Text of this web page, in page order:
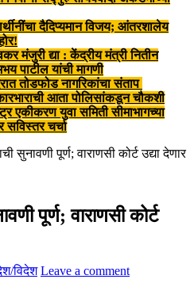
दैदिप्यमान विजय; आंतरशालेय
मंजुरी द्या : केंद्रीय मंत्री नितीन
पाटील यांची मागणी
तोडफोड नागरिकांचा संताप
आता पोलिसांकडून चौकशी
एकीकरण युवा समिती सीमाभागच्या
सविस्तर चर्चा
सुनावणी पूर्ण; वाराणसी कोर्ट उद्या देणार
पूर्ण; वाराणसी कोर्ट
विदेश Leave a comment